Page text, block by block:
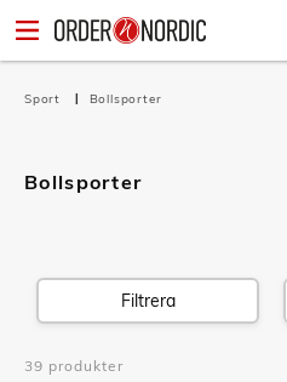
Sport Bollsporter
Bollsporter
Filtrera
39 produkter